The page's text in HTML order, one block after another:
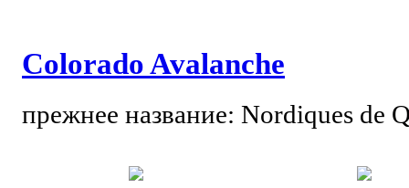
Colorado Avalanche
прежнее название: Nordiques de